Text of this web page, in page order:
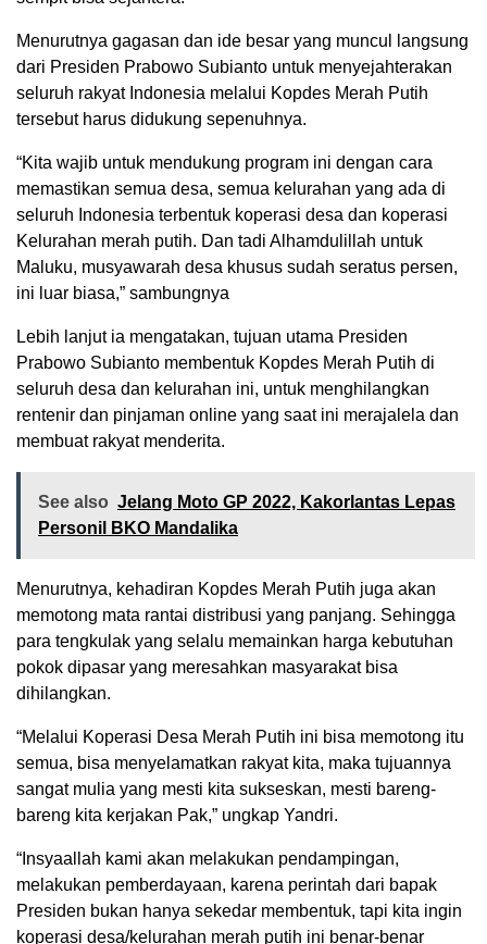
Menurutnya gagasan dan ide besar yang muncul langsung
dari Presiden Prabowo Subianto untuk menyejahterakan
seluruh rakyat Indonesia melalui Kopdes Merah Putih
tersebut harus didukung sepenuhnya.
“Kita wajib untuk mendukung program ini dengan cara
memastikan semua desa, semua kelurahan yang ada di
seluruh Indonesia terbentuk koperasi desa dan koperasi
Kelurahan merah putih. Dan tadi Alhamdulillah untuk
Maluku, musyawarah desa khusus sudah seratus persen,
ini luar biasa,” sambungnya
Lebih lanjut ia mengatakan, tujuan utama Presiden
Prabowo Subianto membentuk Kopdes Merah Putih di
seluruh desa dan kelurahan ini, untuk menghilangkan
rentenir dan pinjaman online yang saat ini merajalela dan
membuat rakyat menderita.
See also Jelang Moto GP 2022, Kakorlantas Lepas
Personil BKO Mandalika
Menurutnya, kehadiran Kopdes Merah Putih juga akan
memotong mata rantai distribusi yang panjang. Sehingga
para tengkulak yang selalu memainkan harga kebutuhan
pokok dipasar yang meresahkan masyarakat bisa
dihilangkan.
“Melalui Koperasi Desa Merah Putih ini bisa memotong itu
semua, bisa menyelamatkan rakyat kita, maka tujuannya
sangat mulia yang mesti kita sukseskan, mesti bareng-
bareng kita kerjakan Pak,” ungkap Yandri.
“Insyaallah kami akan melakukan pendampingan,
melakukan pemberdayaan, karena perintah dari bapak
Presiden bukan hanya sekedar membentuk, tapi kita ingin
koperasi desa/kelurahan merah putih ini benar-benar